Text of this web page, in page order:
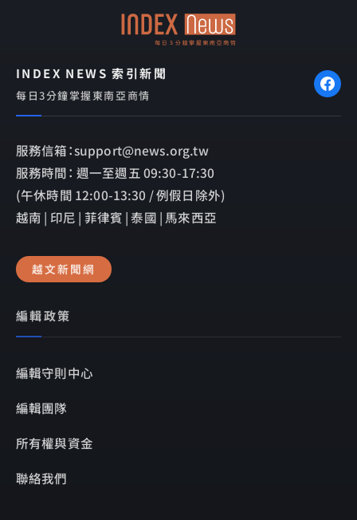
INDEX NEWS 索引新聞
每日3分鐘掌握東南亞商情
服務信箱：support@news.org.tw
服務時間： 週一至週五 09:30-17:30
(午休時間 12:00-13:30 / 例假日除外)
越南 | 印尼 | 菲律賓 | 泰國 | 馬來西亞
越文新聞網
編輯政策
編輯守則中心
編輯團隊
所有權與資金
聯絡我們